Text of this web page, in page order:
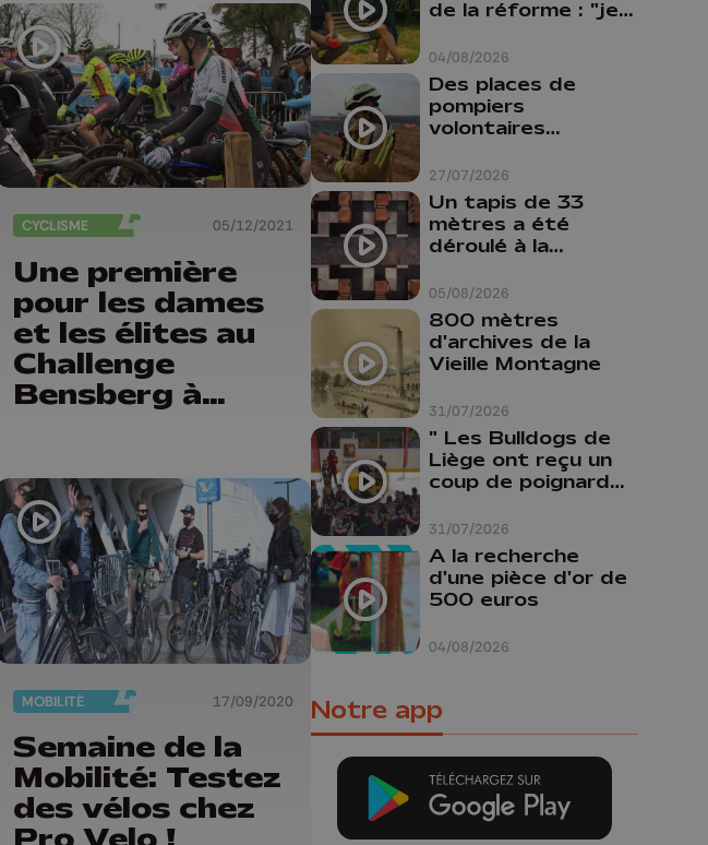
CYCLISME 05/12/2021
Une première
pour les dames
et les élites au
Challenge
Bensberg à
MOBILITÉ 17/09/2020
Semaine de la
Mobilité: Testez
des vélos chez
04/08/2026
de la réforme : "je
comme prof que
comme
pharmacienne"
27/07/2026
Des places de
pompiers
volontaires
province de Liège :
"Un citoyen qui
n'est formé ne
peut pas nous
aider"
05/08/2026
Un tapis de 33
mètres a été
déroulé à la
Liège
31/07/2026
800 mètres
d'archives de la
Vieille Montagne
31/07/2026
" Les Bulldogs de
Liège ont reçu un
coup de poignard
04/08/2026
A la recherche
d'une pièce d'or de
500 euros
Notre app